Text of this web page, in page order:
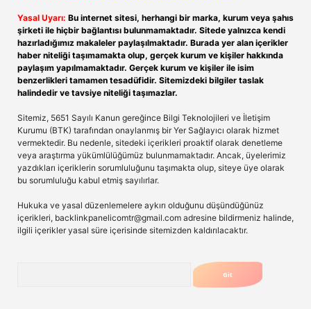
Yasal Uyarı: Bu internet sitesi, herhangi bir marka, kurum veya şahıs
şirketi ile hiçbir bağlantısı bulunmamaktadır. Sitede yalnızca kendi
hazırladığımız makaleler paylaşılmaktadır. Burada yer alan içerikler
haber niteliği taşımamakta olup, gerçek kurum ve kişiler hakkında
paylaşım yapılmamaktadır. Gerçek kurum ve kişiler ile isim
benzerlikleri tamamen tesadüfidir. Sitemizdeki bilgiler taslak
halindedir ve tavsiye niteliği taşımazlar.
Sitemiz, 5651 Sayılı Kanun gereğince Bilgi Teknolojileri ve İletişim
Kurumu (BTK) tarafından onaylanmış bir Yer Sağlayıcı olarak hizmet
vermektedir. Bu nedenle, sitedeki içerikleri proaktif olarak denetleme
veya araştırma yükümlülüğümüz bulunmamaktadır. Ancak, üyelerimiz
yazdıkları içeriklerin sorumluluğunu taşımakta olup, siteye üye olarak
bu sorumluluğu kabul etmiş sayılırlar.
Hukuka ve yasal düzenlemelere aykırı olduğunu düşündüğünüz
içerikleri, backlinkpanelicomtr@gmail.com adresine bildirmeniz halinde,
ilgili içerikler yasal süre içerisinde sitemizden kaldırılacaktır.